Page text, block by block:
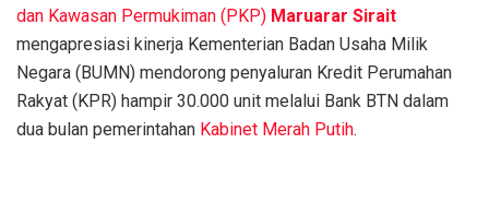
dan Kawasan Permukiman (PKP) Maruarar Sirait
mengapresiasi kinerja Kementerian Badan Usaha Milik
Negara (BUMN) mendorong penyaluran Kredit Perumahan
Rakyat (KPR) hampir 30.000 unit melalui Bank BTN dalam
dua bulan pemerintahan Kabinet Merah Putih.